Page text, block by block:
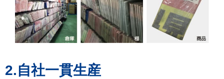
2.自社一貫生産